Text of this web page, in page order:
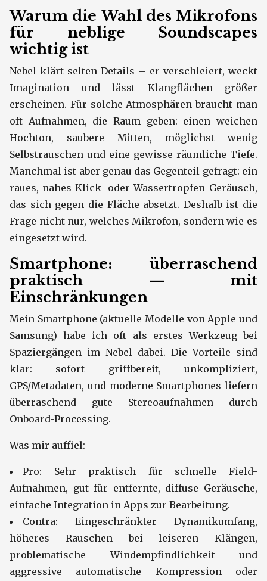
Warum die Wahl des Mikrofons
für neblige Soundscapes
wichtig ist
Nebel klärt selten Details – er verschleiert, weckt
Imagination und lässt Klangflächen größer
erscheinen. Für solche Atmosphären braucht man
oft Aufnahmen, die Raum geben: einen weichen
Hochton, saubere Mitten, möglichst wenig
Selbstrauschen und eine gewisse räumliche Tiefe.
Manchmal ist aber genau das Gegenteil gefragt: ein
raues, nahes Klick- oder Wassertropfen-Geräusch,
das sich gegen die Fläche absetzt. Deshalb ist die
Frage nicht nur, welches Mikrofon, sondern wie es
eingesetzt wird.
Smartphone: überraschend
praktisch — mit
Einschränkungen
Mein Smartphone (aktuelle Modelle von Apple und
Samsung) habe ich oft als erstes Werkzeug bei
Spaziergängen im Nebel dabei. Die Vorteile sind
klar: sofort griffbereit, unkompliziert,
GPS/Metadaten, und moderne Smartphones liefern
überraschend gute Stereoaufnahmen durch
Onboard-Processing.
Was mir auffiel:
Pro: Sehr praktisch für schnelle Field-
Aufnahmen, gut für entfernte, diffuse Geräusche,
einfache Integration in Apps zur Bearbeitung.
Contra: Eingeschränkter Dynamikumfang,
höheres Rauschen bei leiseren Klängen,
problematische Windempfindlichkeit und
aggressive automatische Kompression oder